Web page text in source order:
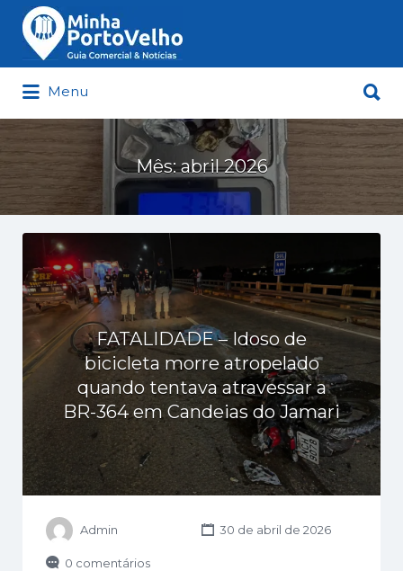
Minha Porto Velho – Seu Guia
Comercial e Notícias de Porto Velho
Buscar
por:
Menu
por:
Mês:abril 2026
FATALIDADE – Idoso de
bicicleta morre atropelado
quando tentava atravessar a
BR-364 em Candeias do Jamari
Admin 30 de abril de 2026
0 comentários